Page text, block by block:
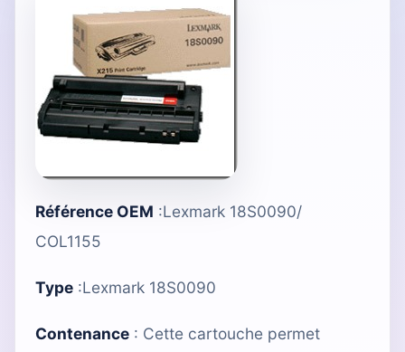
Référence OEM :Lexmark 18S0090/
COL1155
Type :Lexmark 18S0090
Contenance : Cette cartouche permet